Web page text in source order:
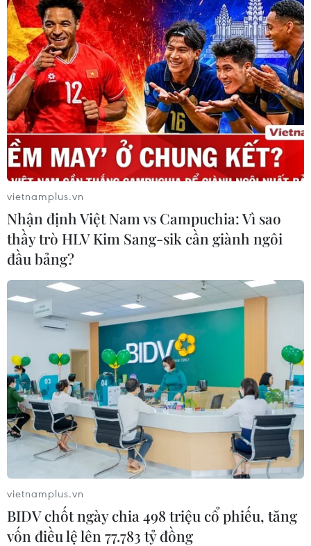
vietnamplus.vn
Nhận định Việt Nam vs Campuchia: Vì sao
thầy trò HLV Kim Sang-sik cần giành ngôi
đầu bảng?
vietnamplus.vn
BIDV chốt ngày chia 498 triệu cổ phiếu, tăng
vốn điều lệ lên 77.783 tỷ đồng